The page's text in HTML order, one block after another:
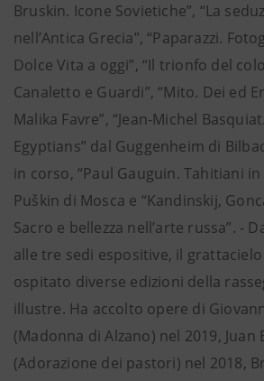
Bruskin. Icone Sovietiche”, “La
nell’Antica Grecia”, “Paparazzi.
Dolce Vita a oggi”, “Il trionfo del
Canaletto e Guardi”, “Mito. Dei ed
Malika Favre”, “Jean-Michel
Egyptians” dal Guggenheim di
in corso, “Paul Gauguin. Tahitiani in
Puškin di Mosca e “Kandinskij,
Sacro e bellezza nell’arte russa”. -
alle tre sedi espositive, il
ospitato diverse edizioni della
illustre. Ha accolto opere di
(Madonna di Alzano) nel 2019,
(Adorazione dei pastori) nel 2018,